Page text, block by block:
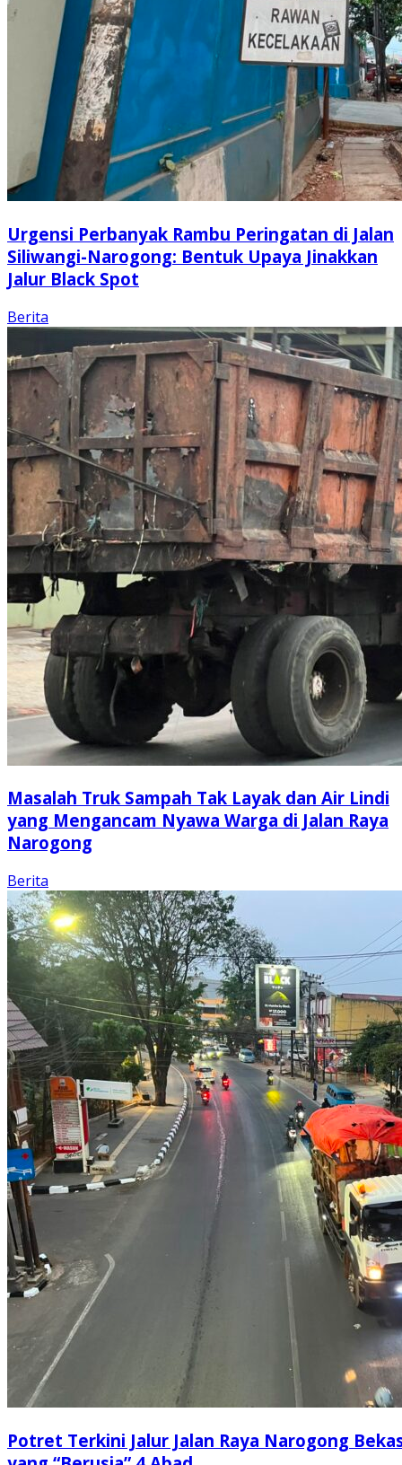
Urgensi Perbanyak Rambu Peringatan di Jalan
Siliwangi-Narogong: Bentuk Upaya Jinakkan
Jalur Black Spot
Berita
Masalah Truk Sampah Tak Layak dan Air Lindi
yang Mengancam Nyawa Warga di Jalan Raya
Narogong
Berita
Potret Terkini Jalur Jalan Raya Narogong